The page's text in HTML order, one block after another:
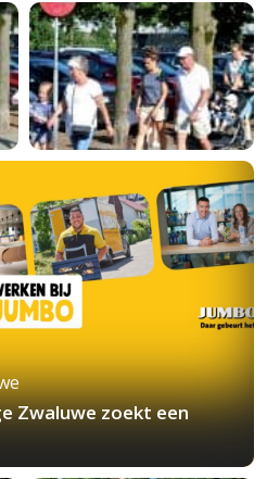
Zwaluwe zoekt een